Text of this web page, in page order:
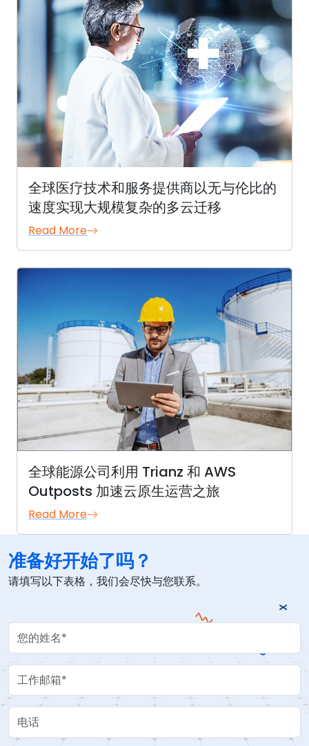
全球医疗技术和服务提供商以无与伦比的
速度实现大规模复杂的多云迁移
Read More
全球能源公司利用 Trianz 和 AWS
Outposts 加速云原生运营之旅
Read More
准备好开始了吗？
请填写以下表格，我们会尽快与您联系。
Your Name
Work Email
电话